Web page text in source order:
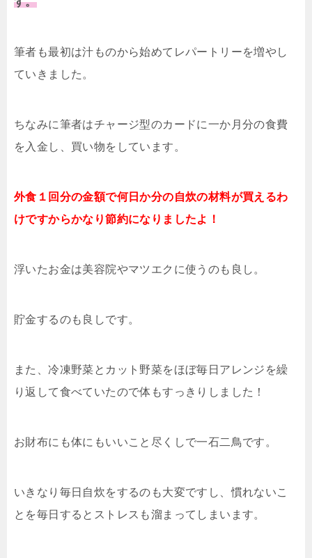
筆者も最初は汁ものから始めてレパートリーを増やし
ていきました。
ちなみに筆者はチャージ型のカードに一か月分の食費
を入金し、買い物をしています。
外食１回分の金額で何日か分の自炊の材料が買えるわ
けですからかなり節約になりましたよ！
浮いたお金は美容院やマツエクに使うのも良し。
貯金するのも良しです。
また、冷凍野菜とカット野菜をほぼ毎日アレンジを繰
り返して食べていたので体もすっきりしました！
お財布にも体にもいいこと尽くしで一石二鳥です。
いきなり毎日自炊をするのも大変ですし、慣れないこ
とを毎日するとストレスも溜まってしまいます。